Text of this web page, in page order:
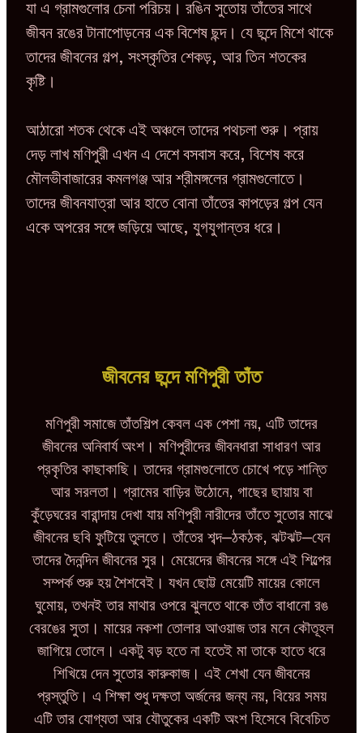
যা এ গ্রামগুলোর চেনা পরিচয়। রঙিন সুতোয় তাঁতের সাথে
জীবন রঙের টানাপোড়নের এক বিশেষ ছন্দ। যে ছন্দে মিশে থাকে
তাদের জীবনের গল্প, সংস্কৃতির শেকড়, আর তিন শতকের
কৃষ্টি।
আঠারো শতক থেকে এই অঞ্চলে তাদের পথচলা শুরু। প্রায়
দেড় লাখ মণিপুরী এখন এ দেশে বসবাস করে, বিশেষ করে
মৌলভীবাজারের কমলগঞ্জ আর শ্রীমঙ্গলের গ্রামগুলোতে।
তাদের জীবনযাত্রা আর হাতে বোনা তাঁতের কাপড়ের গল্প যেন
একে অপরের সঙ্গে জড়িয়ে আছে, যুগযুগান্তর ধরে।
জীবনের ছন্দে মণিপুরী তাঁত
মণিপুরী সমাজে তাঁতশিল্প কেবল এক পেশা নয়, এটি তাদের
জীবনের অনিবার্য অংশ। মণিপুরীদের জীবনধারা সাধারণ আর
প্রকৃতির কাছাকাছি। তাদের গ্রামগুলোতে চোখে পড়ে শান্তি
আর সরলতা। গ্রামের বাড়ির উঠোনে, গাছের ছায়ায় বা
কুঁড়েঘরের বারান্দায় দেখা যায় মণিপুরী নারীদের তাঁতে সুতোর মাঝে
জীবনের ছবি ফুটিয়ে তুলতে। তাঁতের শব্দ—ঠকঠক, ঝটঝট—যেন
তাদের দৈনন্দিন জীবনের সুর। মেয়েদের জীবনের সঙ্গে এই শিল্পের
সম্পর্ক শুরু হয় শৈশবেই। যখন ছোট্ট মেয়েটি মায়ের কোলে
ঘুমোয়, তখনই তার মাথার ওপরে ঝুলতে থাকে তাঁত বাধানো রঙ
বেরঙের সুতা। মায়ের নকশা তোলার আওয়াজ তার মনে কৌতূহল
জাগিয়ে তোলে। একটু বড় হতে না হতেই মা তাকে হাতে ধরে
শিখিয়ে দেন সুতোর কারুকাজ। এই শেখা যেন জীবনের
প্রস্তুতি। এ শিক্ষা শুধু দক্ষতা অর্জনের জন্য নয়, বিয়ের সময়
এটি তার যোগ্যতা আর যৌতুকের একটি অংশ হিসেবে বিবেচিত